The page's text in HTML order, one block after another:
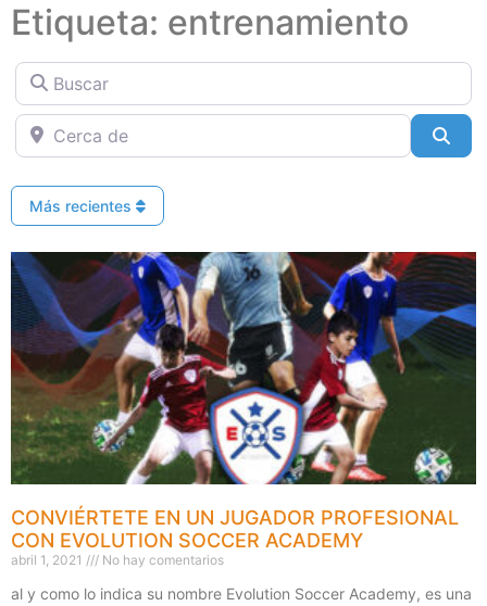
Etiqueta: entrenamiento
Buscar
Cerca de
Más recientes
CONVIÉRTETE EN UN JUGADOR PROFESIONAL
CON EVOLUTION SOCCER ACADEMY
abril 1, 2021 No hay comentarios
al y como lo indica su nombre Evolution Soccer Academy, es una